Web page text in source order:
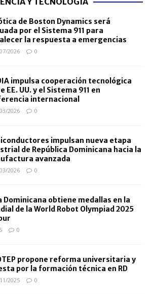
de Boston Dynamics será
por el Sistema 911 para
la respuesta a emergencias
2026 0
impulsa cooperación tecnológica
EE. UU. y el Sistema 911 en
internacional
2026 0
impulsan nueva etapa
de República Dominicana hacia la
avanzada
2026 0
Dominicana obtiene medallas en la
de la World Robot Olympiad 2025
0
propone reforma universitaria y
por la formación técnica en RD
2025 0